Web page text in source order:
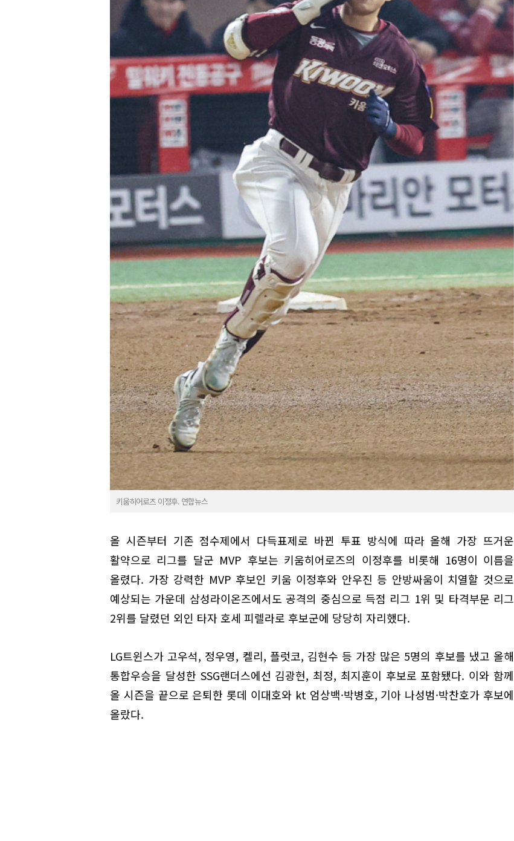
키움히어로즈 이정후. 연합뉴스
올 시즌부터 기존 점수제에서 다득표제로 바뀐 투표 방식에 따라 올해 가장 뜨거운
활약으로 리그를 달군 MVP 후보는 키움히어로즈의 이정후를 비롯해 16명이 이름을
올렸다. 가장 강력한 MVP 후보인 키움 이정후와 안우진 등 안방싸움이 치열할 것으로
예상되는 가운데 삼성라이온즈에서도 공격의 중심으로 득점 리그 1위 및 타격부문 리그
2위를 달렸던 외인 타자 호세 피렐라로 후보군에 당당히 자리했다.
LG트윈스가 고우석, 정우영, 켈리, 플럿코, 김현수 등 가장 많은 5명의 후보를 냈고 올해
통합우승을 달성한 SSG랜더스에선 김광현, 최정, 최지훈이 후보로 포함됐다. 이와 함께
올 시즌을 끝으로 은퇴한 롯데 이대호와 kt 엄상백·박병호, 기아 나성범·박찬호가 후보에
올랐다.